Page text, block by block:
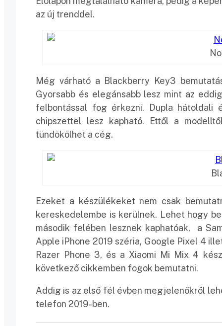
az új trenddel.
Még várható a Blackberry Key3
Gyorsabb és elegánsabb lesz mint az
felbontással fog érkezni. Dupla hátoldali
chipszettel lesz kapható. Ettől a
tündökölhet a cég.
Ezeket a készülékeket nem csak
kereskedelembe is kerülnek. Lehet hogy
második felében lesznek kaphatóak, a
Apple iPhone 2019 széria, Google Pixel 4
Razer Phone 3, és a Xiaomi Mi Mix 4
következő cikkemben fogok bemutatni.
Addig is az első fél évben megjelenőkről
telefon 2019-ben.